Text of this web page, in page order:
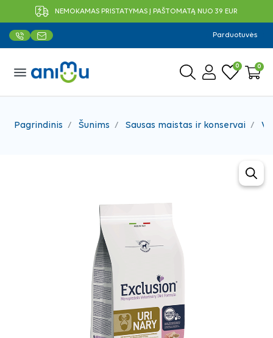
NEMOKAMAS PRISTATYMAS Į PAŠTOMATĄ NUO 39 EUR
Parduotuvės
menu 0 0
Pagrindinis Šunims Sausas maistas ir konservai